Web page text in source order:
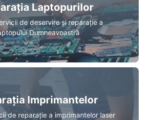
Laptopurilor
de deservire și reparație a
Dumneavoastră
Imprimantelor
de reparație a imprimantelor laser